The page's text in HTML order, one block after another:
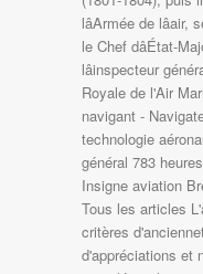
lâArmée de
le Chef dâÉtat-
lâinspecteur
Royale de l'Air
navigant -
technologie
général 783
Insigne aviation
Tous les articles
critères
d'appréciations et